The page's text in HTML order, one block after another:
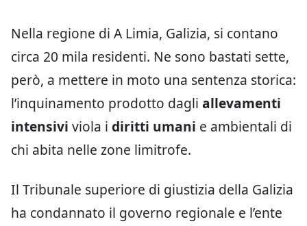
Nella regione di A Limia, Galizia, si contano
circa 20 mila residenti. Ne sono bastati sette,
però, a mettere in moto una sentenza storica:
l’inquinamento prodotto dagli allevamenti
intensivi viola i diritti umani e ambientali di
chi abita nelle zone limitrofe.
Il Tribunale superiore di giustizia della Galizia
ha condannato il governo regionale e l’ente